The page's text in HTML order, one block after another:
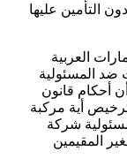
التأمين عليها
العربية
ضد المسئولية
أن أحكام قانون
أية مركبة
شركة
المقيمين